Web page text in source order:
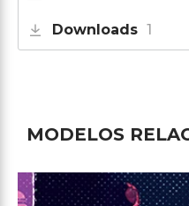
Downloads 1
MODELOS